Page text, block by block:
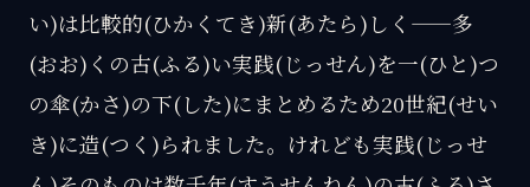
い)は比較的(ひかくてき)新(あたら)しく——多
(おお)くの古(ふる)い実践(じっせん)を一(ひと)つ
の傘(かさ)の下(した)にまとめるため20世紀(せい
き)に造(つく)られました。けれども実践(じっせ